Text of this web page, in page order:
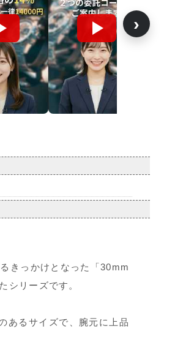
›
きっかけとなった「30mm
シリーズです。
あるサイズで、腕元に上品